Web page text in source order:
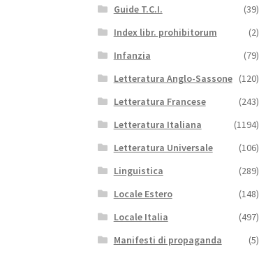
Guide T.C.I.
(39)
Index libr. prohibitorum
(2)
Infanzia
(79)
Letteratura Anglo-Sassone (120)
Letteratura Francese
(243)
Letteratura Italiana
(1194)
Letteratura Universale
(106)
Linguistica
(289)
Locale Estero
(148)
Locale Italia
(497)
Manifesti di propaganda
(5)